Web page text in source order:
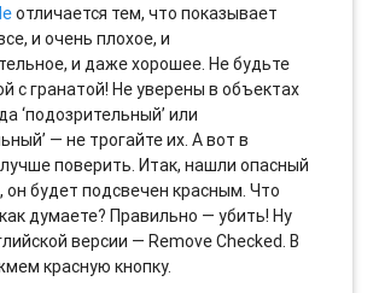
отличается тем, что показывает
и очень плохое, и
и даже хорошее. Не будьте
с гранатой! Не уверены в объектах
‘подозрительный’ или
— не трогайте их. А вот в
поверить. Итак, нашли опасный
он будет подсвечен красным. Что
думаете? Правильно — убить! Ну
версии — Remove Checked. В
красную кнопку.